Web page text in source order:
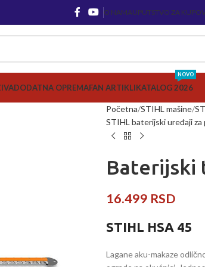
O NAMAUPUTSTVO ZA
DODATNA OPREMAFAN ARTIKLIKATALOG 2026
NOVO
Početna STIHL mašine
STIHL baterijski uređaji
Baterijski
16.499 RSD
STIHL HSA 45
Lagane aku-makaze